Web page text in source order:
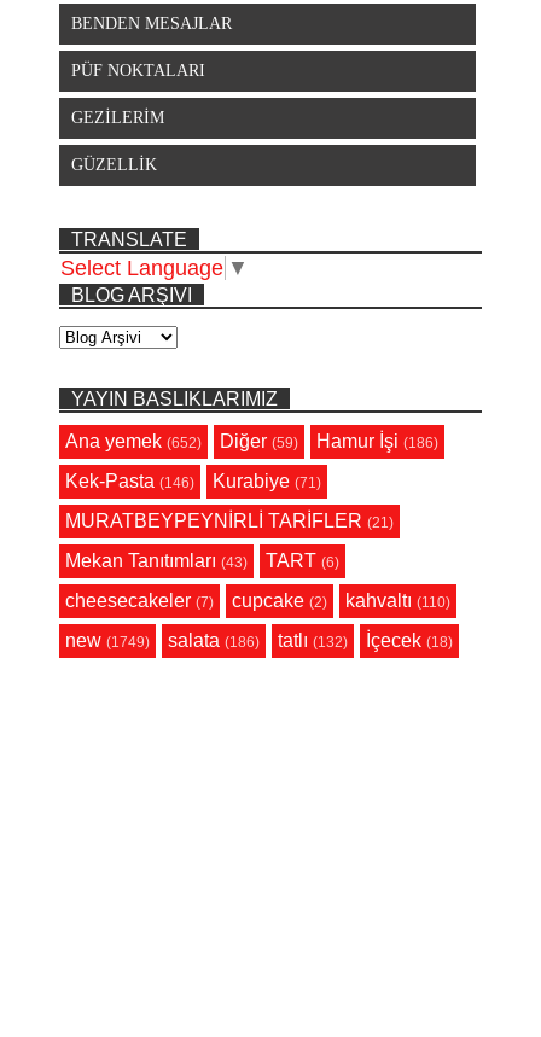
BENDEN MESAJLAR
PÜF NOKTALARI
GEZİLERİM
GÜZELLİK
TRANSLATE
Select Language ▼
BLOG ARŞIVI
YAYIN BASLIKLARIMIZ
Ana yemek (652) Diğer (59) Hamur İşi (186)
Kek-Pasta (146) Kurabiye (71)
MURATBEYPEYNİRLİ TARİFLER (21)
Mekan Tanıtımları (43) TART (6)
cheesecakeler (7) cupcake (2) kahvaltı (110)
new (1749) salata (186) tatlı (132) İçecek (18)